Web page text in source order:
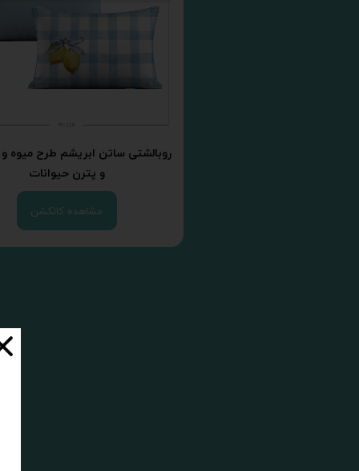
روبالشتی ساتن ابریشم طرح میوه
و پترن حیوانات
مشاهده کالکشن